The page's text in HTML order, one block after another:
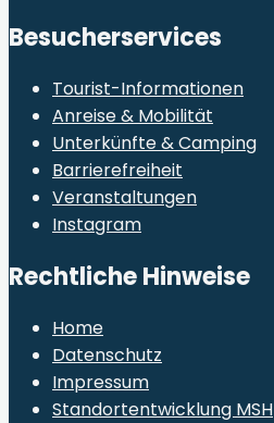
Besucherservices
Tourist-Informationen
Anreise & Mobilität
Unterkünfte & Camping
Barrierefreiheit
Veranstaltungen
Instagram
Rechtliche Hinweise
Home
Datenschutz
Impressum
Standortentwicklung MSH